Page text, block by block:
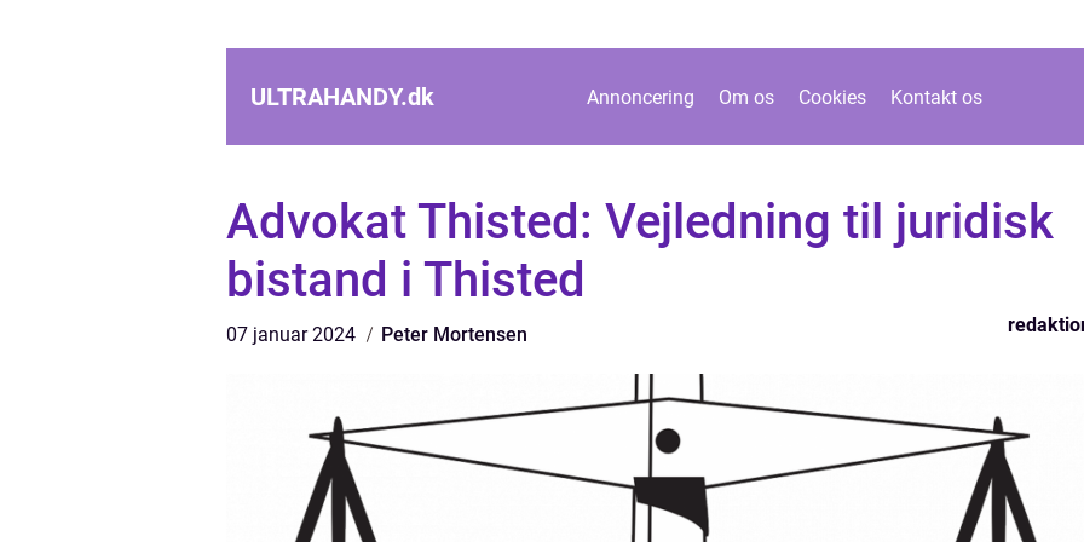
ULTRAHANDY.dk Annoncering Om os Cookies Kontakt os
Advokat Thisted: Vejledning til juridisk
bistand i Thisted
07 januar 2024 Peter Mortensen